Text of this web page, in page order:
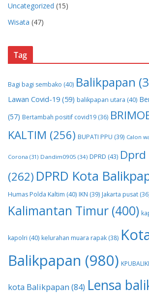
Uncategorized (15)
Wisata (47)
Tag
Bagi bagi sembako (40) Balikpapan
Lawan Covid-19 (59) balikpapan utara (40)
(57) Bertambah positif covid19 (36)
KALTIM (256) BUPATI PPU (39) Calon
Corona (31) Dandim0905 (34) DPRD (43)
(262) DPRD Kota
Humas Polda Kaltim (40) IKN (39) Jakarta pusat
Kalimantan Timur (400)
kapolri (40) kelurahan muara rapak (38)
Balikpapan (980)
kota Balikpapan (84) Lensa